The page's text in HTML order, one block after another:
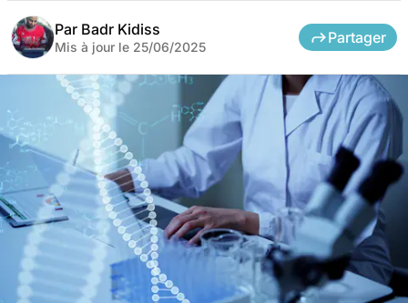
Par Badr Kidiss
Mis à jour le 25/06/2025
Partager